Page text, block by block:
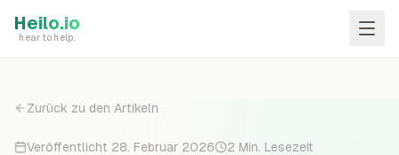
Heilo.io
hear to help.
Zurück zu den Artikeln
Veröffentlicht 28. Februar 2026 2 Min. Lesezeit